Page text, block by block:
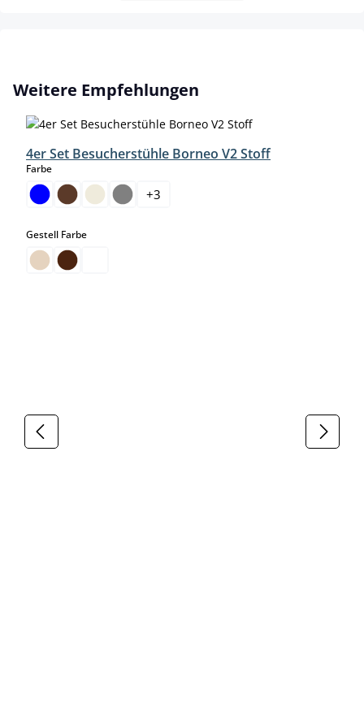
Produktgalerie überspringen
Weitere Empfehlungen
4er Set Besucherstühle Borneo V2 Stoff
Farbeauswählen
+3
Gestell Farbeauswählen